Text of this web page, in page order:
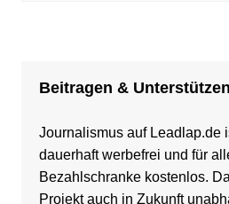
Beitragen & Unterstützen
Journalismus auf Leadlap.de
dauerhaft werbefrei und für
Bezahlschranke kostenlos.
Projekt auch in Zukunft